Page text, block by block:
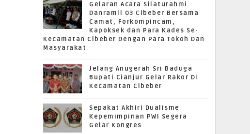
Gelaran Acara Silaturahmi
Danramil 03 Cibeber Bersama
Camat, Forkompincam,
Kapoksek dan Para Kades Se-
Kecamatan Cibeber Dengan Para Tokoh Dan
Masyarakat
Jelang Anugerah Sri Baduga
Bupati Cianjur Gelar Rakor Di
Kecamatan Cibeber
Sepakat Akhiri Dualisme
Kepemimpinan PWI Segera
Gelar Kongres